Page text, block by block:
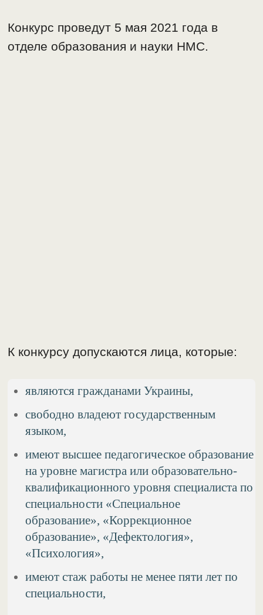
Конкурс проведут 5 мая 2021 года в
отделе образования и науки НМС.
К конкурсу допускаются лица, которые:
являются гражданами Украины,
свободно владеют государственным
языком,
имеют высшее педагогическое образование
на уровне магистра или образовательно-
квалификационного уровня специалиста по
специальности «Специальное
образование», «Коррекционное
образование», «Дефектология»,
«Психология»,
имеют стаж работы не менее пяти лет по
специальности,